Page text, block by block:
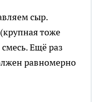
сыр.
тоже
Ещё раз
равномерно